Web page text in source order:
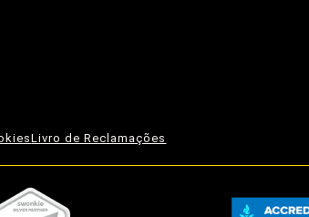
Livro de Reclamações